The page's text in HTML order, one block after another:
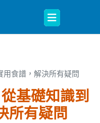
Open
Button
食譜，解決所有疑問
基礎知識到
所有疑問